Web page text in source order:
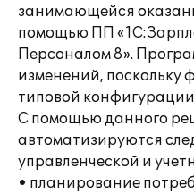
занимающейся
помощью ПП
Персоналом 8».
изменений, поскольку
типовой
С помощью данного
автоматизируются
управленческой и
• планирование